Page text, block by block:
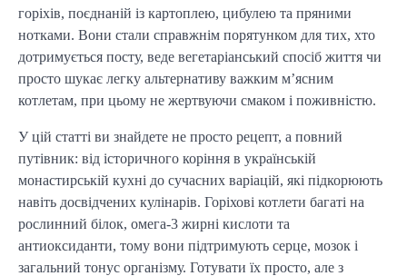
горіхів, поєднаній із картоплею, цибулею та пряними
нотками. Вони стали справжнім порятунком для тих, хто
дотримується посту, веде вегетаріанський спосіб життя чи
просто шукає легку альтернативу важким м’ясним
котлетам, при цьому не жертвуючи смаком і поживністю.
У цій статті ви знайдете не просто рецепт, а повний
путівник: від історичного коріння в українській
монастирській кухні до сучасних варіацій, які підкорюють
навіть досвідчених кулінарів. Горіхові котлети багаті на
рослинний білок, омега-3 жирні кислоти та
антиоксиданти, тому вони підтримують серце, мозок і
загальний тонус організму. Готувати їх просто, але з